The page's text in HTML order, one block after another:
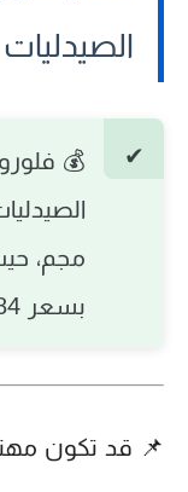
الصيدليات
بسعر 184 جنيه مصري.
📌 قد تكون